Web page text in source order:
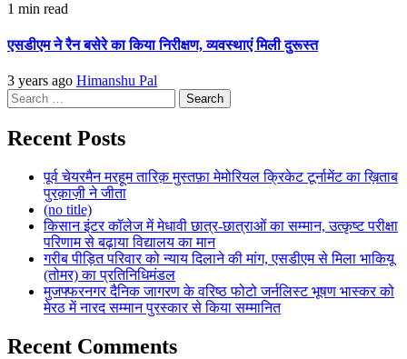
1 min read
एसडीएम ने रैन बसेरे का किया निरीक्षण, व्यवस्थाएं मिली दुरूस्त
3 years ago Himanshu Pal
Search
for:
Recent Posts
पूर्व चेयरमैन मरहूम तारिक़ मुस्तफ़ा मेमोरियल क्रिकेट टूर्नामेंट का ख़िताब
पुरक़ाज़ी ने जीता
(no title)
किसान इंटर कॉलेज में मेधावी छात्र-छात्राओं का सम्मान, उत्कृष्ट परीक्षा
परिणाम से बढ़ाया विद्यालय का मान
गरीब पीड़ित परिवार को न्याय दिलाने की मांग, एसडीएम से मिला भाकियू
(तोमर) का प्रतिनिधिमंडल
मुजफ्फरनगर दैनिक जागरण के वरिष्ठ फोटो जर्नलिस्ट भूषण भास्कर को
मेरठ में नारद सम्मान पुरस्कार से किया सम्मानित
Recent Comments